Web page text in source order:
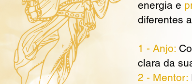
energia e
diferentes
1 - Anjo:
clara da
2 - Mentor: